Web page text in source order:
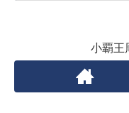
小覇王